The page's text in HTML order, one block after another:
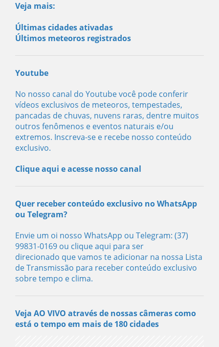
Veja mais:
Últimas cidades ativadas
Últimos meteoros registrados
Youtube
No nosso canal do Youtube você pode conferir
vídeos exclusivos de meteoros, tempestades,
pancadas de chuvas, nuvens raras, dentre muitos
outros fenômenos e eventos naturais e/ou
extremos. Inscreva-se e recebe nosso conteúdo
exclusivo.
Clique aqui e acesse nosso canal
Quer receber conteúdo exclusivo no WhatsApp
ou Telegram?
Envie um oi nosso WhatsApp ou Telegram: (37)
99831-0169 ou clique aqui para ser
direcionado que vamos te adicionar na nossa Lista
de Transmissão para receber conteúdo exclusivo
sobre tempo e clima.
Veja AO VIVO através de nossas câmeras como
está o tempo em mais de 180 cidades